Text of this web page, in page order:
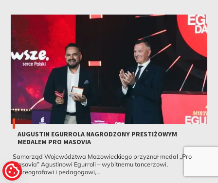
AUGUSTIN EGURROLA NAGRODZONY PRESTIŻOWYM
MEDALEM PRO MASOVIA
Samorząd Województwa Mazowieckiego przyznał medal „Pro
Masovia” Agustinowi Egurroli – wybitnemu tancerzowi,
choreografowi i pedagogowi,...